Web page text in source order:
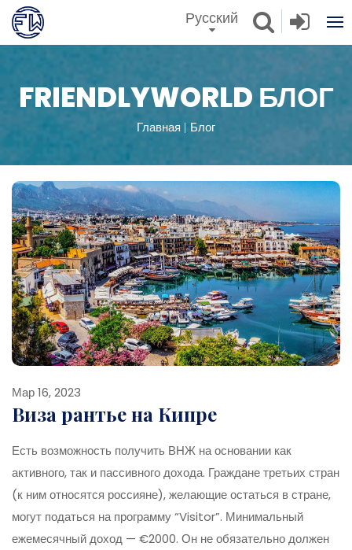
Русский
FRIENDLYWORLD БЛОГ
Главная Блог
Мар 16, 2023
Виза рантье на Кипре
Есть возможность получить ВНЖ на основании как
активного, так и пассивного дохода. Граждане третьих стран
(к ним относятся россияне), желающие остаться в стране,
могут податься на программу “Visitor”. Минимальный
ежемесячный доход — €2000. Он не обязательно должен